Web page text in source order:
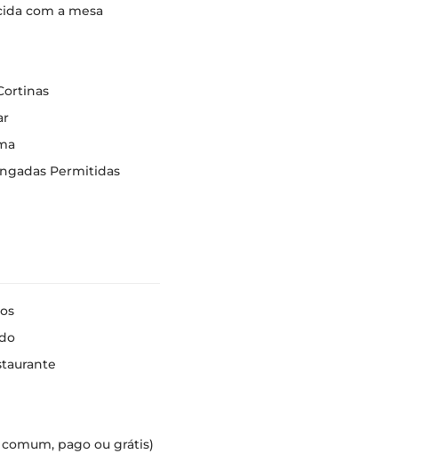
com a mesa
Permitidas
comum, pago ou grátis)